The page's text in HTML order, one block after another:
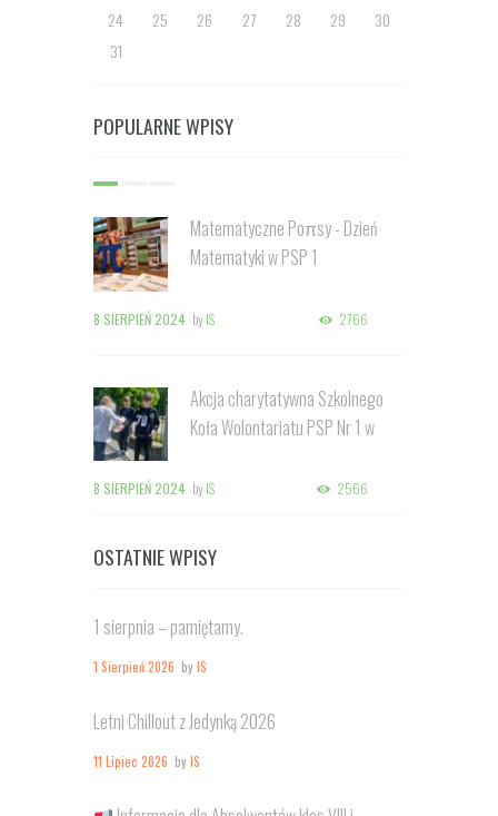
24 25 26 27 28 29
30
31
POPULARNE WPISY
Matematyczne Poπsy - Dzień
Matematyki w PSP 1
8 SIERPIEŃ 2024 by IS 2766
Akcja charytatywna Szkolnego
Koła Wolontariatu PSP Nr 1 w
8 SIERPIEŃ 2024 by IS 2566
OSTATNIE WPISY
1 sierpnia – pamiętamy.
1 Sierpień 2026 byIS
Letni Chillout z Jedynką 2026
11 Lipiec 2026 byIS